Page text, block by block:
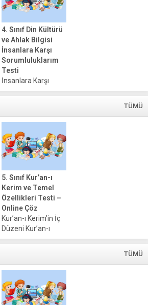
yüklenmediyse
buraya tıklayınız.
Lütfen sayfa
yüklenirken
bekleyiniz,
tarayıcınızda
javascript
desteğinin etkin
olduğundan...
4. Sınıf Din Kültürü
ve Ahlak Bilgisi
İnsanlara Karşı
Sorumluluklarım
Testi
İnsanlara Karşı
Sorumlulukların
hayatlarındaki
önemli
kavramlardan biridir
ve insanlara karşı
sorumluluklar,
toplumsal ve
bireysel ilişkilerin
temelini oluşturur.
Sorumluluk, bir
kişinin sahip
olduğu...
TÜMÜ
5. Sınıf Kur’an-ı
Kerim ve Temel
Özellikleri Testi –
Online Çöz
Kur’an-ı Kerim’in İç
Düzeni Kur’an-ı
Kerim, düzenli bir
metin olarak dikkat
çeker. Her bir
surenin kendine
özgü temaları ve...
TÜMÜ